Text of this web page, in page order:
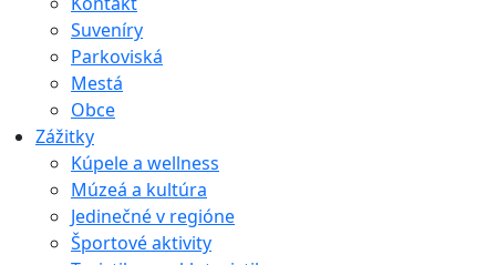
Suveníry
Parkoviská
Mestá
Obce
Zážitky
Kúpele a wellness
Múzeá a kultúra
Jedinečné v regióne
Športové aktivity